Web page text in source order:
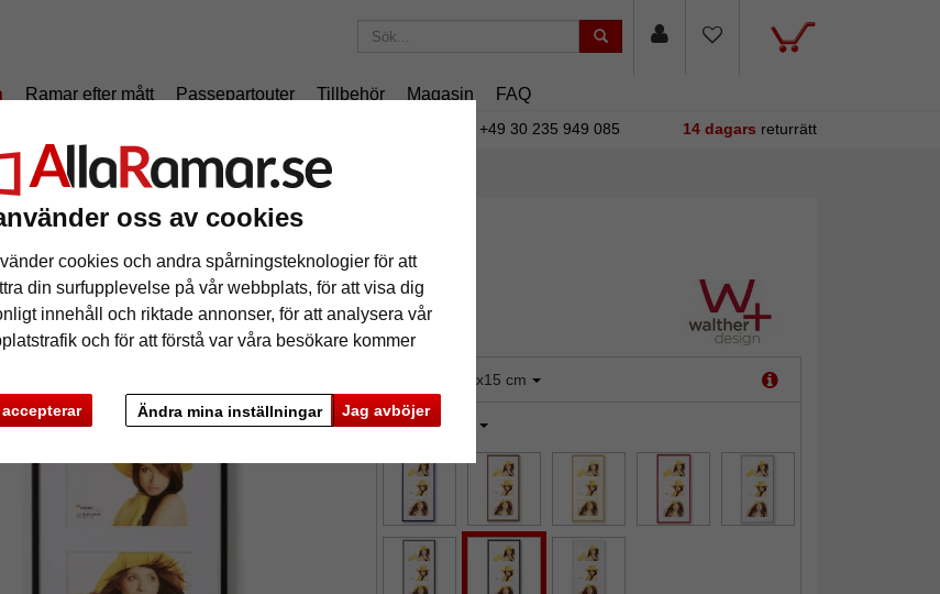
oss av cookies
cookies och andra spårningsteknologier för att
din surfupplevelse på vår webbplats, för att visa dig
innehåll och riktade annonser, för att analysera vår
och för att förstå var våra besökare kommer
Jag avböjer
Ändra mina inställningar
Ramar efter mått Passepartouter Tillbehör Magasin FAQ
+49 30 235 949 085 14 dagars returrätt
Lifestyle för 3 bilder
New Lifestyle för 3 bilder
10x15 cm
färg: svart